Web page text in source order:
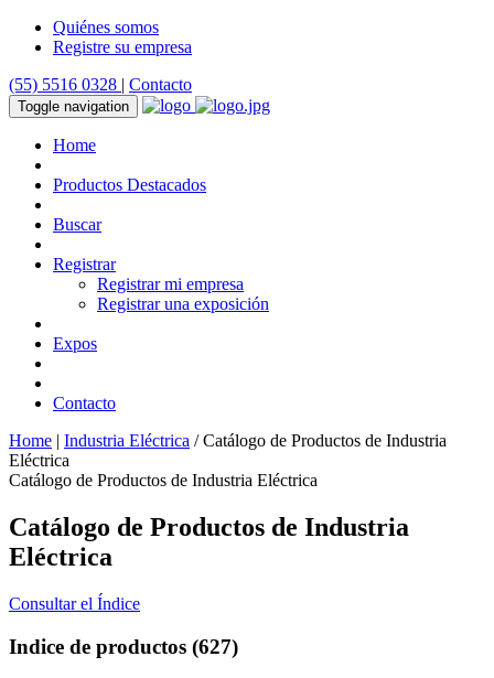
Quiénes somos
Registre su empresa
(55) 5516 0328 | Contacto
Toggle navigation
Home
Productos Destacados
Buscar
Registrar
Registrar mi empresa
Registrar una exposición
Expos
Contacto
Home | Industria Eléctrica / Catálogo de Productos de Industria
Eléctrica
Catálogo de Productos de Industria Eléctrica
Catálogo de Productos de Industria
Eléctrica
Consultar el Índice
Indice de productos (627)